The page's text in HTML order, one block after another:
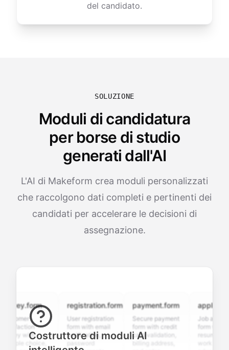
del candidato.
SOLUZIONE
Moduli di candidatura
per borse di studio
generati dall'AI
L'AI di Makeform crea moduli personalizzati
che raccolgono dati completi e pertinenti dei
candidati per accelerare le decisioni di
assegnazione.
with
registration.form
User registration
form with email
verification,
payment.form
Secure payment
form with credit
card validation,
Job application
form with
resume upload,
Costruttore di moduli AI